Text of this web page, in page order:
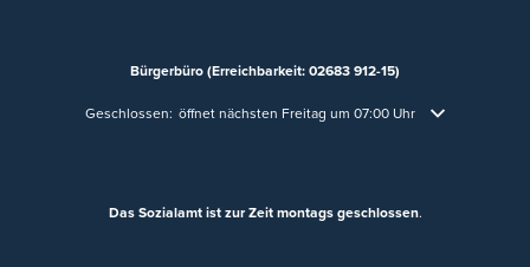
Bürgerbüro (Erreichbarkeit: 02683 912-15)
Klicken, um weitere Öffnungs- oder Schließzeiten auszublenden
Geschlossen: öffnet nächsten Freitag um 07:00 Uhr
Das Sozialamt ist zur Zeit montags geschlossen.